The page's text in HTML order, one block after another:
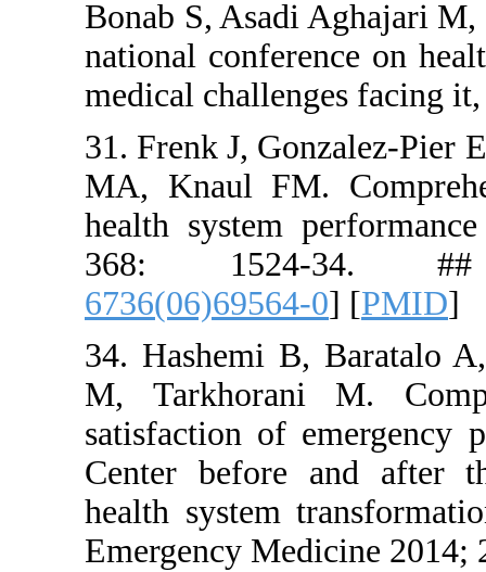
Bonab S,
national
medical
31. Frenk
MA,
health
368:
34.
M,
Center
health